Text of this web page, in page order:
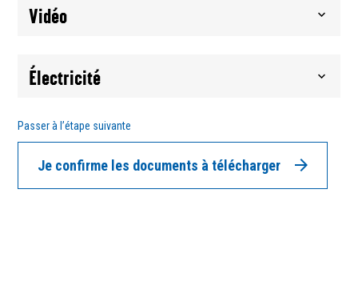
Vidéo
Électricité
Passer à l’étape suivante
Je confirme les documents à télécharger